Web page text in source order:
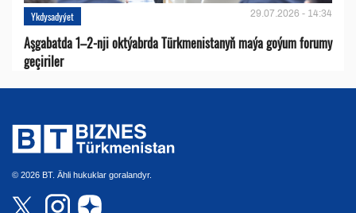
Ykdysadyýet 29.07.2026 - 14:34
Aşgabatda 1–2-nji oktýabrda Türkmenistanyň maýa goýum forumy
geçiriler
© 2026 BT. Ähli hukuklar goralandyr.